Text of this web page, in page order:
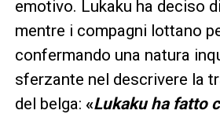
emotivo. Lukaku ha deciso
mentre i compagni lottano
confermando una natura
sferzante nel descrivere la
del belga: «Lukaku ha fatto